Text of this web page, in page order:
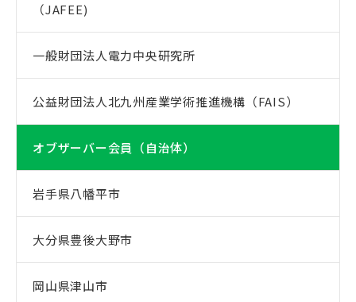
（JAFEE)
一般財団法人電力中央研究所
公益財団法人北九州産業学術推進機構（FAIS）
オブザーバー会員（自治体）
岩手県八幡平市
大分県豊後大野市
岡山県津山市